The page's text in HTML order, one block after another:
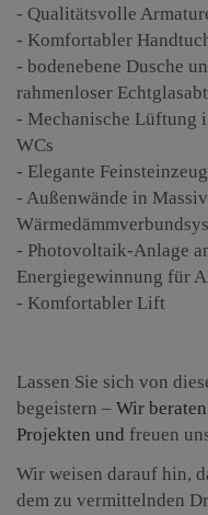
- Qualitätsvolle
- Komfortabler
- bodenebene Dusche
rahmenloser
- Mechanische Lüftung
WCs
- Elegante
- Außenwände in
- Photovoltaik-Anlage
Energiegewinnung für
- Komfortabler Lift
Lassen Sie sich von
begeistern – Wir
Projekten und freuen
Wir weisen darauf hin,
dem zu vermittelnden